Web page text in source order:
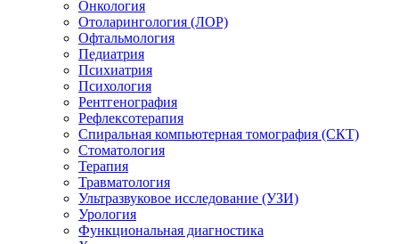
Онкология
Отоларингология (ЛОР)
Офтальмология
Педиатрия
Психиатрия
Психология
Рентгенография
Рефлексотерапия
Спиральная компьютерная томография (СКТ)
Стоматология
Терапия
Травматология
Ультразвуковое исследование (УЗИ)
Урология
Функциональная диагностика